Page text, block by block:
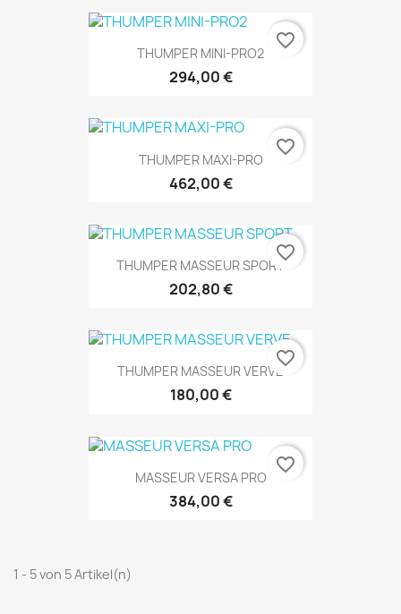
THUMPER MINI-PRO2
294,00 €
favorite_border
THUMPER MAXI-PRO
462,00 €
favorite_border
THUMPER MASSEUR SPORT
202,80 €
favorite_border
THUMPER MASSEUR VERVE
180,00 €
favorite_border
MASSEUR VERSA PRO
384,00 €
favorite_border
1 - 5 von 5 Artikel(n)